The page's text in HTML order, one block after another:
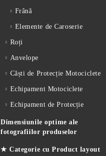
Frână
Elemente de Caroserie
Roți
Anvelope
Căști de Protecție Motociclete
Echipament Motociclete
Echipament de Protecție
Dimensiunile optime ale
fotografiilor produselor
★ Categorie cu Product layout